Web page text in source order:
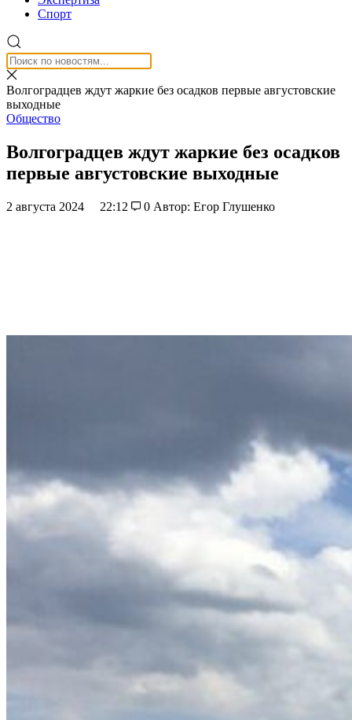
Спорт
Волгоградцев ждут жаркие без осадков первые августовские
выходные
Общество
Волгоградцев ждут жаркие без осадков
первые августовские выходные
2 августа 2024 22:12 0 Автор: Егор Глушенко